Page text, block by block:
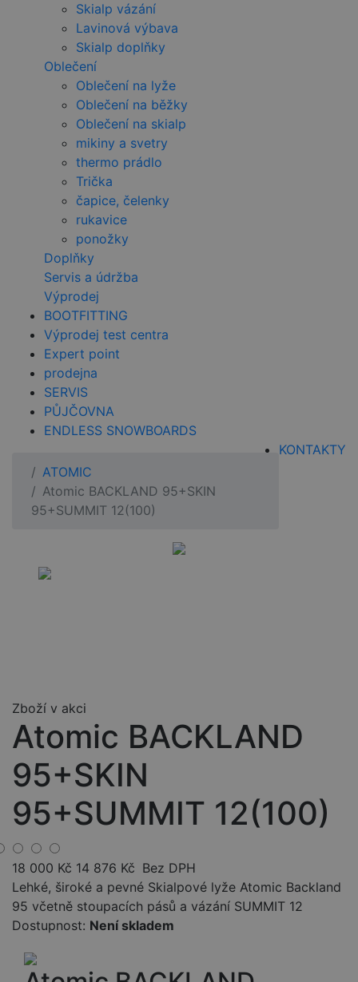
Skialp vázání
Lavinová výbava
Skialp doplňky
Oblečení
Oblečení na lyže
Oblečení na běžky
Oblečení na skialp
mikiny a svetry
thermo prádlo
Trička
čapice, čelenky
rukavice
ponožky
Doplňky
Servis a údržba
Výprodej
BOOTFITTING
Výprodej test centra
Expert point
prodejna
SERVIS
PŮJČOVNA
ENDLESS SNOWBOARDS
KONTAKTY
ATOMIC
Atomic BACKLAND 95+SKIN
95+SUMMIT 12(100)
Zboží v akci
Atomic BACKLAND
95+SKIN
95+SUMMIT 12(100)
18 000 Kč 14 876 Kč Bez DPH
Lehké, široké a pevné Skialpové lyže Atomic Backland
95 včetně stoupacích pásů a vázání SUMMIT 12
Dostupnost: Není skladem